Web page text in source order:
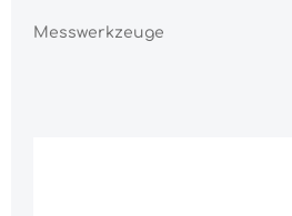
Messwerkzeuge